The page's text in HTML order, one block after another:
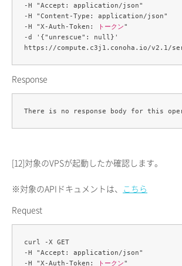
-H "Accept: application/json"
-H "Content-Type: application/json"
-H "X-Auth-Token:
トークン"
-d '{"unrescue": null}'
https://compute.c3j1.conoha.io/v2.1/
Response
[12]対象のVPSが起動したか確認します。
※対象のAPIドキュメントは、 こちら
Request
curl -X GET
-H "Accept: application/json"
-H "X-Auth-Token:
トークン"